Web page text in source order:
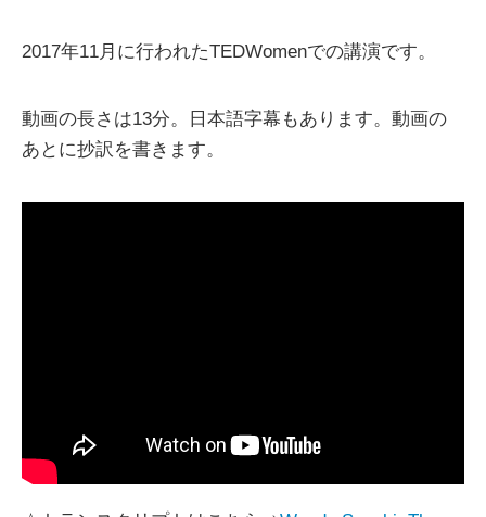
2017年11月に行われたTEDWomenでの講演です。
動画の長さは13分。日本語字幕もあります。動画の
あとに抄訳を書きます。